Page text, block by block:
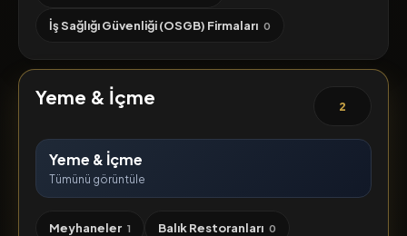
İş Sağlığı Güvenliği (OSGB) Firmaları 0
Yeme & İçme 2
Yeme & İçme
Tümünü görüntüle
Meyhaneler 1 Balık Restoranları 0